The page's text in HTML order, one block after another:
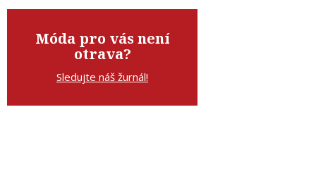
Móda pro vás není
otrava?
Sledujte náš žurnál!